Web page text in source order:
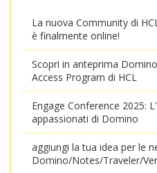
La nuova Community di
è finalmente online!
Scopri in anteprima
Access Program di HCL
Engage Conference 2025:
appassionati di Domino
aggiungi la tua idea per le
Domino/Notes/Traveler/